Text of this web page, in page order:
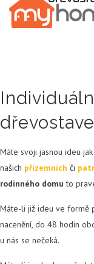
Máte svoji jasnou ideu
našich přízemních či
rodinného domuto
Máte-li již ideu ve formě
nacenění, do 48 hodin
u nás se nečeká.